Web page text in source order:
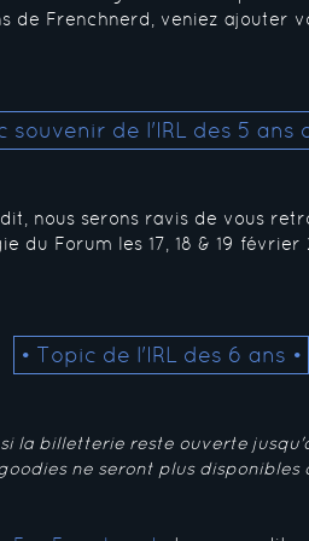
de Frenchnerd, veniez ajouter
souvenir de l'IRL des 5 ans
nous serons ravis de vous
du Forum les 17, 18 & 19 février
• Topic de l'IRL des 6 ans •
la billetterie reste ouverte
ne seront plus disponibles